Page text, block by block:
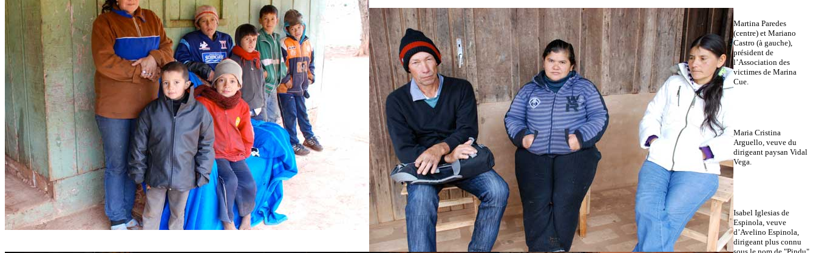
Martina Paredes
(centre) et Mariano
Castro (à gauche),
président de
l’Association des
victimes de Marina
Cue.
Maria Cristina
Arguello, veuve du
dirigeant paysan Vidal
Vega.
Isabel Iglesias de
Espinola, veuve
d’Avelino Espinola,
dirigeant plus connu